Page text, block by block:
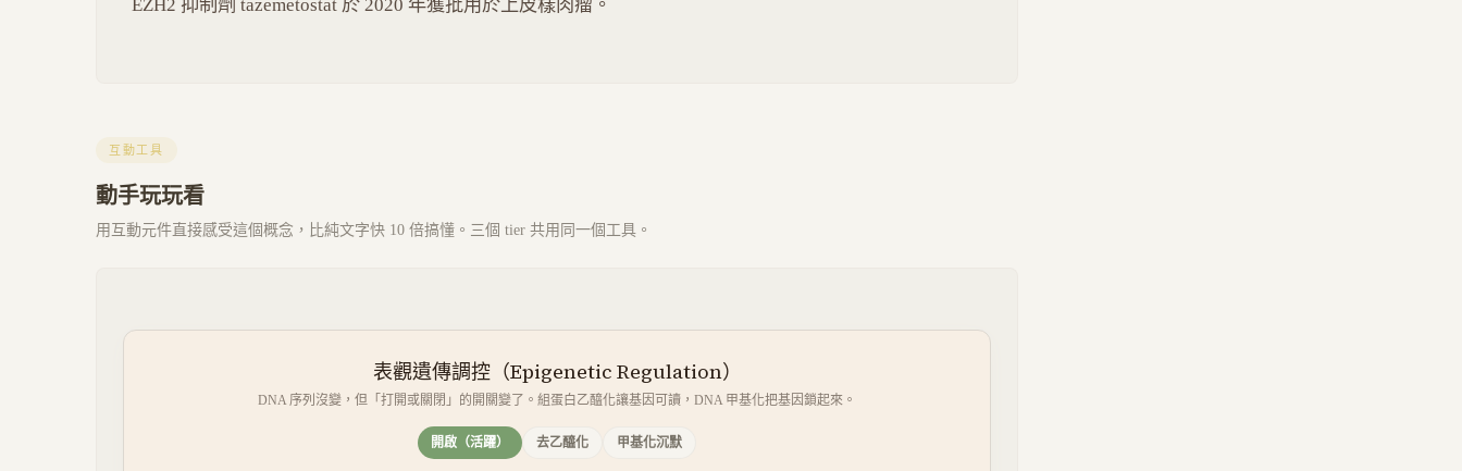
EZH2 抑制劑 tazemetostat 於 2020 年獲批用於上皮樣肉瘤。
互動工具
動手玩玩看
用互動元件直接感受這個概念，比純文字快 10 倍搞懂。三個 tier 共用同一個工具。
表觀遺傳調控（Epigenetic Regulation）
DNA 序列沒變，但「打開或關閉」的開關變了。組蛋白乙醯化讓基因可讀，DNA 甲基化把基因鎖起來。
開啟（活躍） 去乙醯化 甲基化沉默